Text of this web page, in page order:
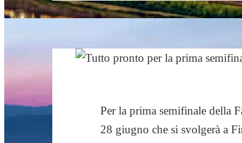
Per la prima semifinale della
28 giugno che si svolgerà a